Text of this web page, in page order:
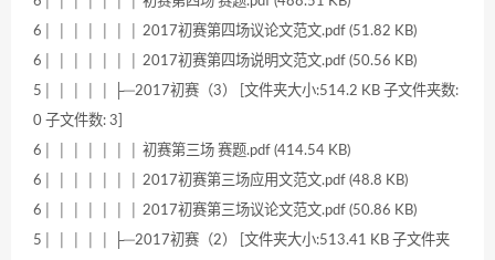
6│ │ │ │ │ │ │ 2017初赛第四场议论文范文.pdf (51.82 KB)
6│ │ │ │ │ │ │ 2017初赛第四场说明文范文.pdf (50.56 KB)
5│ │ │ │ │ ├─2017初赛（3） [文件夹大小:514.2 KB 子文件夹数:
0 子文件数: 3]
6│ │ │ │ │ │ │ 初赛第三场 赛题.pdf (414.54 KB)
6│ │ │ │ │ │ │ 2017初赛第三场应用文范文.pdf (48.8 KB)
6│ │ │ │ │ │ │ 2017初赛第三场议论文范文.pdf (50.86 KB)
5│ │ │ │ │ ├─2017初赛（2） [文件夹大小:513.41 KB 子文件夹